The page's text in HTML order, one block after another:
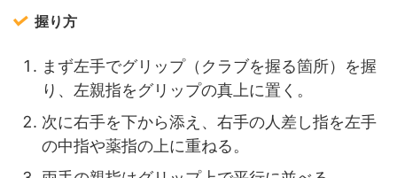
握り方
まず左手でグリップ（クラブを握る箇所）を握
り、左親指をグリップの真上に置く。
次に右手を下から添え、右手の人差し指を左手
の中指や薬指の上に重ねる。